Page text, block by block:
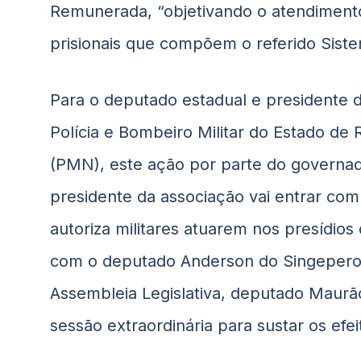
Remunerada, “objetivando o
prisionais que compõem o referido
Para o deputado estadual e presidente
Polícia e Bombeiro Militar do Estado de
(PMN), este ação por parte do
presidente da associação vai entrar
autoriza militares atuarem nos
com o deputado Anderson do
Assembleia Legislativa, deputado
sessão extraordinária para sustar os